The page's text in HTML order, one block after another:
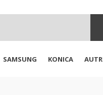
SAMSUNG KONICA